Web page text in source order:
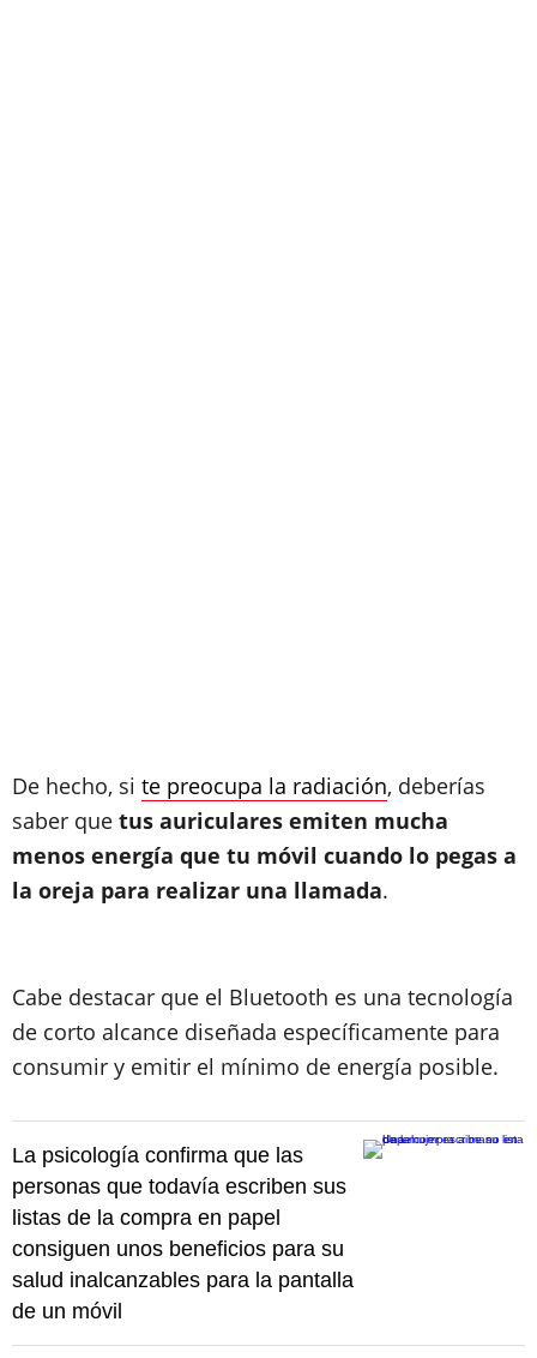
De hecho, si te preocupa la radiación, deberías
saber que tus auriculares emiten mucha
menos energía que tu móvil cuando lo pegas a
la oreja para realizar una llamada.
Cabe destacar que el Bluetooth es una tecnología
de corto alcance diseñada específicamente para
consumir y emitir el mínimo de energía posible.
La psicología confirma que las
personas que todavía escriben sus
listas de la compra en papel
consiguen unos beneficios para su
salud inalcanzables para la pantalla
de un móvil